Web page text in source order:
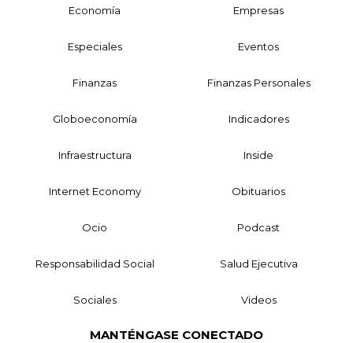
Economía Empresas
Especiales Eventos
Finanzas Finanzas Personales
Globoeconomía Indicadores
Infraestructura Inside
Internet Economy Obituarios
Ocio Podcast
Responsabilidad Social Salud Ejecutiva
Sociales Videos
MANTÉNGASE CONECTADO